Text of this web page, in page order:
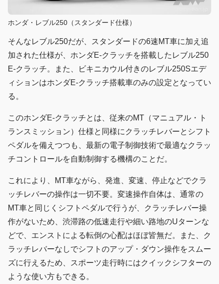
ホンダ・レブル250（スタンダード仕様）
そんなレブル250だが、スタンダードの6速MT車に加え追
加された仕様が、ホンダE-クラッチを搭載したレブル250
E-クラッチ。また、ビキニカウル付きのレブル250Sエデ
ィションはホンダE-クラッチ搭載車のみの設定となってい
る。
このホンダE-クラッチとは、従来のMT（マニュアル・ト
ランスミッション）仕様と同様にクラッチレバーとシフト
ペダルを備えつつも、最新の電子制御技術で最適なクラッ
チコントロールを自動制御する機構のことだ。
これにより、MT車ながら、発進、変速、停止などでクラ
ッチレバーの操作は一切不要。変速操作自体は、通常の
MT車と同じくシフトペダルで行うが、クラッチレバー操
作がないため、渋滞路の低速走行や細い路地のUターンな
どで、エンストによる転倒の心配はほぼ皆無だ。また、ク
ラッチレバーなしでシフトのアップ・ダウン操作をスムー
ズに行えるため、スポーツ走行時にはクイックシフターの
ような使い方もできる。